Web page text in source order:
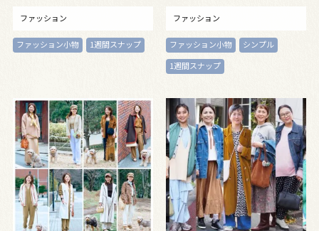
ファッション
ファッション小物 1週間スナップ
ファッション
ファッション小物
シンプル
1週間スナップ